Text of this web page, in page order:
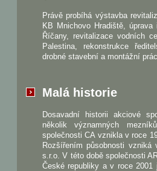
Právě probíhá výstavba
KB Mnichovo Hradiště,
Říčany, revitalizace vodních
Palestina, rekonstrukce
drobné stavební a montážní
Malá historie
Dosavadní historii akciové
několik významných
společnosti CA vznikla v roce
Rozšířením působnosti vzniká
s.r.o. V této době společnosti
České republiky a v roce